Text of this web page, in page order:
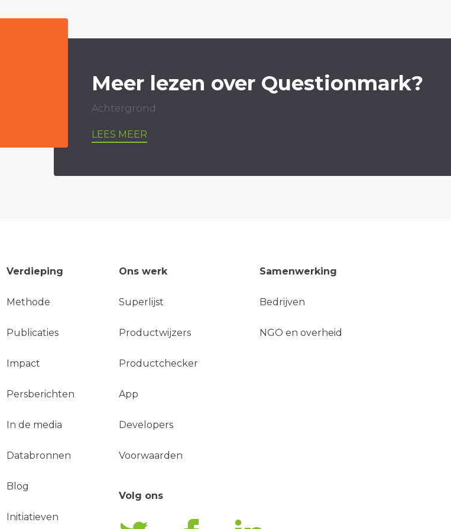
Meer lezen over Questionmark?
Achtergrond
LEES MEER
Verdieping
Methode
Publicaties
Impact
Persberichten
In de media
Databronnen
Blog
Initiatieven
Ons werk
Superlijst
Productwijzers
Productchecker
App
Developers
Voorwaarden
Samenwerking
Bedrijven
NGO en overheid
Volg ons